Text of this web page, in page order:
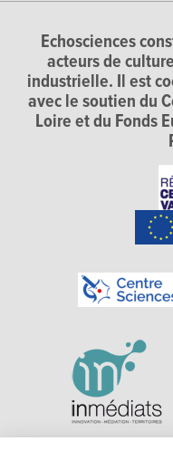
Echosciences
acteurs de
industrielle. Il est
avec le soutien du
Loire et du Fonds